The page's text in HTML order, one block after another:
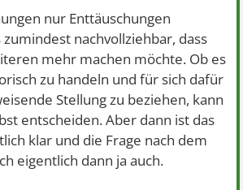
nur Enttäuschungen
nachvollziehbar, dass
mehr machen möchte. Ob es
zu handeln und für sich dafür
Stellung zu beziehen, kann
entscheiden. Aber dann ist das
klar und die Frage nach dem
eigentlich dann ja auch.